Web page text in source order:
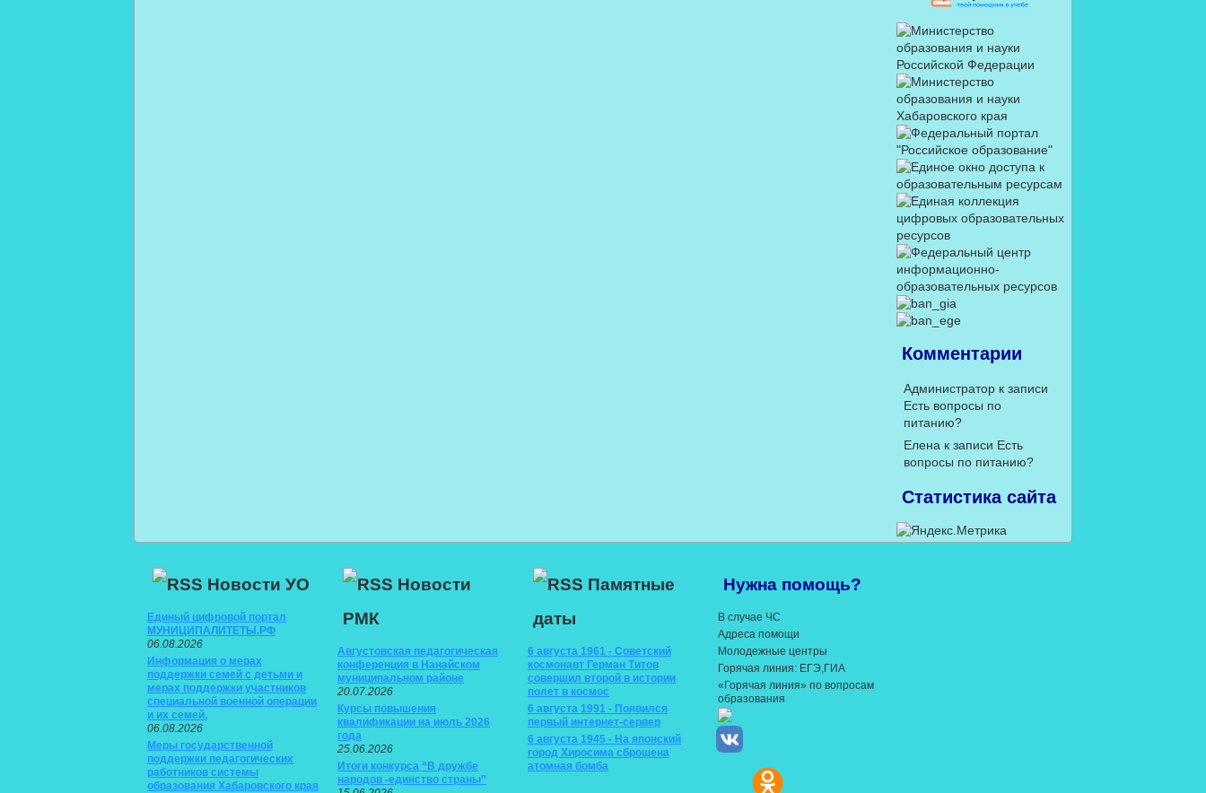
Комментарии
Администратор к записи
Есть вопросы по
питанию?
Елена к записи Есть
вопросы по питанию?
Статистика сайта
Новости УО
Единый цифровой портал
МУНИЦИПАЛИТЕТЫ.РФ
06.08.2026
Информация о мерах
поддержки семей с детьми и
мерах поддержки участников
специальной военной операции
и их семей.
06.08.2026
Меры государственной
поддержки педагогических
работников системы
образования Хабаровского края
Новости
РМК
Августовская педагогическая
конференция в Нанайском
муниципальном районе
20.07.2026
Курсы повышения
квалификации на июль 2026
года
25.06.2026
Итоги конкурса “В дружбе
народов -единство страны”
Памятные
даты
6 августа 1961 - Советский
космонавт Герман Титов
совершил второй в истории
полет в космос
6 августа 1991 - Появился
первый интернет-сервер
6 августа 1945 - На японский
город Хиросима сброшена
атомная бомба
Нужна помощь?
В случае ЧС
Адреса помощи
Молодежные центры
Горячая линия: ЕГЭ,ГИА
«Горячая линия» по вопросам
образования